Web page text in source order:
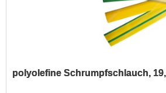
polyolefine Schrumpfschlauch,